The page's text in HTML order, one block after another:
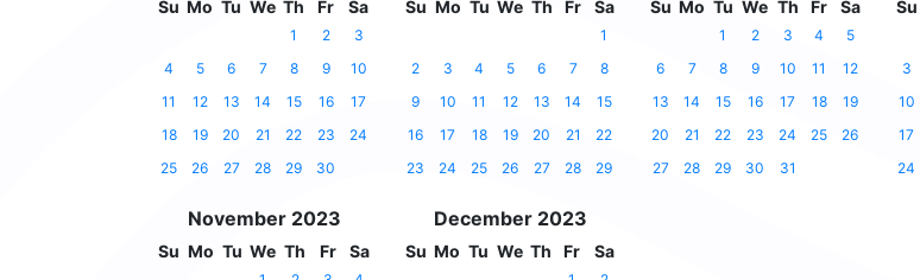
Su Mo Tu We Th Fr Sa
1 2
3
4
5 6 7 8 9
10
11
12 13 14 15 16
17
18
19 20 21 22 23
24
25
26 27 28 29 30
Su Mo Tu We Th Fr Sa
1
2
3 4 5 6 7
8
9
10 11 12 13 14
15
16
17 18 19 20 21
22
23
24 25 26 27 28 29
Su Mo Tu We Th Fr Sa
1 2 3 4
5
6
7 8 9 10 11
12
13
14 15 16 17 18
19
20
21 22 23 24 25
26
27
28 29 30 31
Su
3
10
17
24
November 2023
Su Mo Tu We Th Fr Sa
December 2023
Su Mo Tu We Th Fr Sa